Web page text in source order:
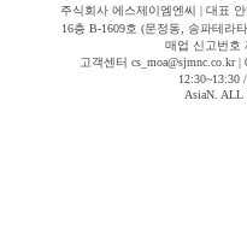
주식회사 에스제이엠엔씨 | 대표
16층 B-1609호 (문정동, 송파테라
매업 신고번호
고객센터 cs_moa@sjmnc.co.kr
AsiaN. ALL